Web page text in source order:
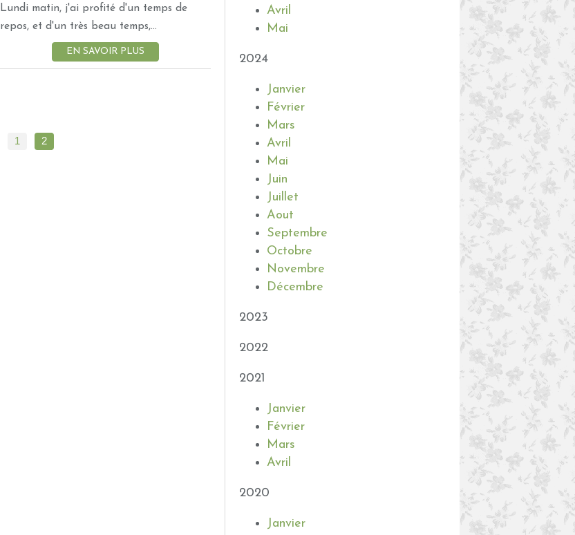
Lundi matin, j'ai profité d'un temps de
repos, et d'un très beau temps,...
EN SAVOIR PLUS
LES CHIENNES
BALADES
1 2
Avril
Mai
2024
Janvier
Février
Mars
Avril
Mai
Juin
Juillet
Aout
Septembre
Octobre
Novembre
Décembre
2023
2022
2021
Janvier
Février
Mars
Avril
2020
Janvier